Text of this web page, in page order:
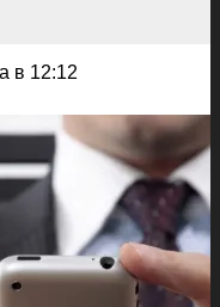
в 12:12